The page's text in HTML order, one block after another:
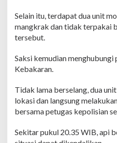
K
e
r
i
i
t
a
s
Selain itu, terdapat dua unit
mangkrak dan tidak terpakai
tersebut.
Saksi kemudian menghubungi
Kebakaran.
Tidak lama berselang, dua
lokasi dan langsung
bersama petugas kepolisian
Sekitar pukul 20.35 WIB, api